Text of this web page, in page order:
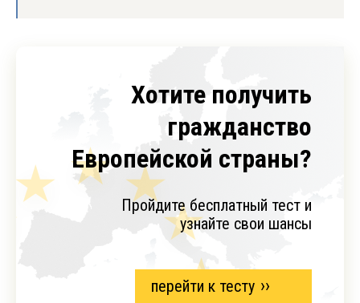
Хотите получить
гражданство
Европейской страны?
Пройдите бесплатный тест и
узнайте свои шансы
перейти к тесту